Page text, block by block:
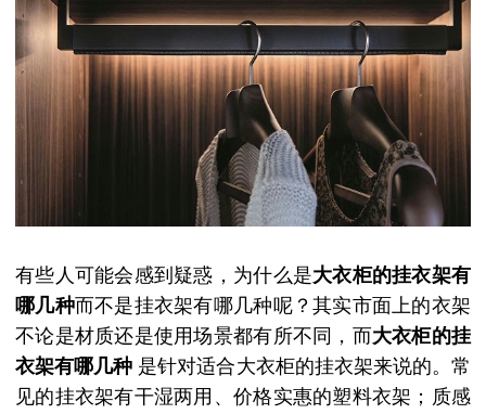
有些人可能会感到疑惑，为什么是大衣柜的挂衣架有
哪几种而不是挂衣架有哪几种呢？其实市面上的衣架
不论是材质还是使用场景都有所不同，而大衣柜的挂
衣架有哪几种 是针对适合大衣柜的挂衣架来说的。常
见的挂衣架有干湿两用、价格实惠的塑料衣架；质感